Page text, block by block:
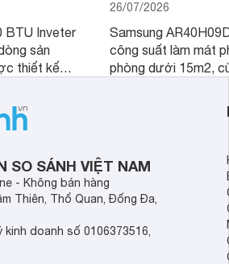
BTU Inveter
sản
thiết kế
tốt mà còn
26/07/2026
Samsung
công suất làm mát
phòng dưới 15m2,
phòng ngủ, phòng
SO SÁNH VIỆT NAM
- Không bán hàng
Thiên, Thổ Quan, Đống Đa,
doanh số 0106373516,